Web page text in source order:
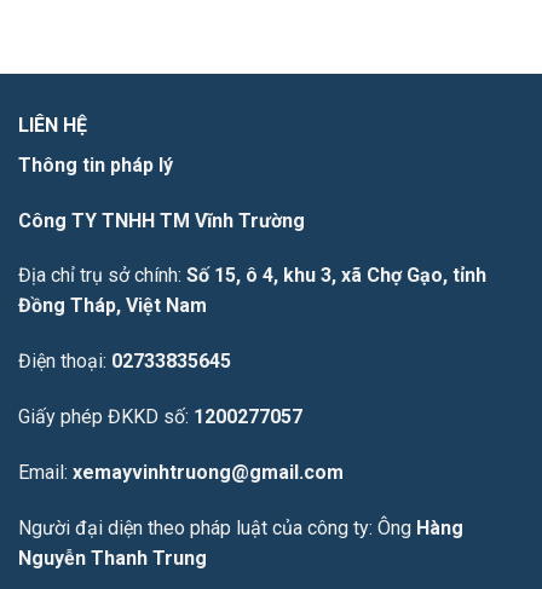
LIÊN HỆ
Thông tin pháp lý
Công TY TNHH TM Vĩnh Trường
Địa chỉ trụ sở chính: Số 15, ô 4, khu 3, xã Chợ Gạo, tỉnh
Đồng Tháp, Việt Nam
Điện thoại: 02733835645
Giấy phép ĐKKD số: 1200277057
Email: xemayvinhtruong@gmail.com
Người đại diện theo pháp luật của công ty: Ông Hàng
Nguyễn Thanh Trung